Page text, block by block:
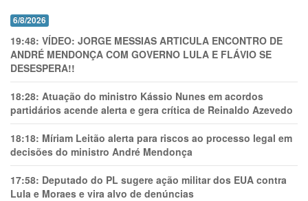
6/8/2026
19:48: VÍDEO: JORGE MESSIAS ARTICULA ENCONTRO DE
ANDRÉ MENDONÇA COM GOVERNO LULA E FLÁVIO SE
DESESPERA!!
18:28: Atuação do ministro Kássio Nunes em acordos
partidários acende alerta e gera crítica de Reinaldo Azevedo
18:18: Míriam Leitão alerta para riscos ao processo legal em
decisões do ministro André Mendonça
17:58: Deputado do PL sugere ação militar dos EUA contra
Lula e Moraes e vira alvo de denúncias